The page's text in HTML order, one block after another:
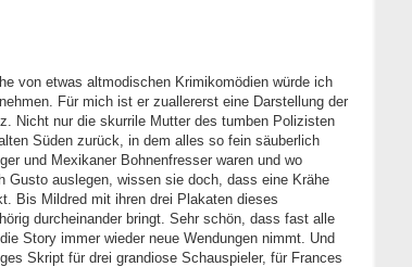
von etwas altmodischen Krimikomödien würde ich
Für mich ist er zuallererst eine Darstellung der
Nicht nur die skurrile Mutter des tumben Polizisten
Süden zurück, in dem alles so fein säuberlich
und Mexikaner Bohnenfresser waren und wo
Gusto auslegen, wissen sie doch, dass eine Krähe
Bis Mildred mit ihren drei Plakaten dieses
durcheinander bringt. Sehr schön, dass fast alle
Story immer wieder neue Wendungen nimmt. Und
Skript für drei grandiose Schauspieler, für Frances